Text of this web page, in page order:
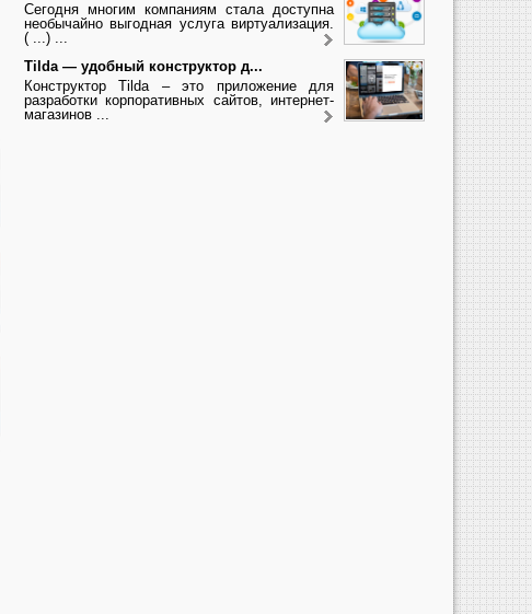
Сегодня многим компаниям стала доступна
необычайно выгодная услуга виртуализация.
( ...) ...
Tilda — удобный конструктор д...
Конструктор Tilda – это приложение для
разработки корпоративных сайтов, интернет-
магазинов ...